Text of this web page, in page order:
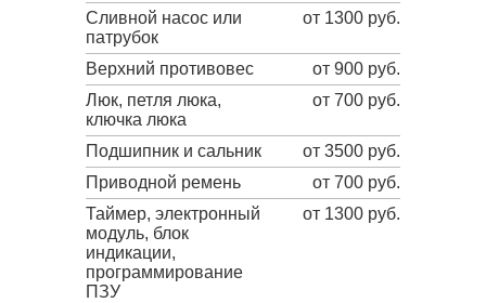
Сливной насос или
патрубок
от 1300 руб.
Верхний противовес
от 900 руб.
Люк, петля люка,
ключка люка
от 700 руб.
Подшипник и сальник
от 3500 руб.
Приводной ремень
от 700 руб.
Таймер, электронный
модуль, блок
индикации,
программирование
ПЗУ
от 1300 руб.